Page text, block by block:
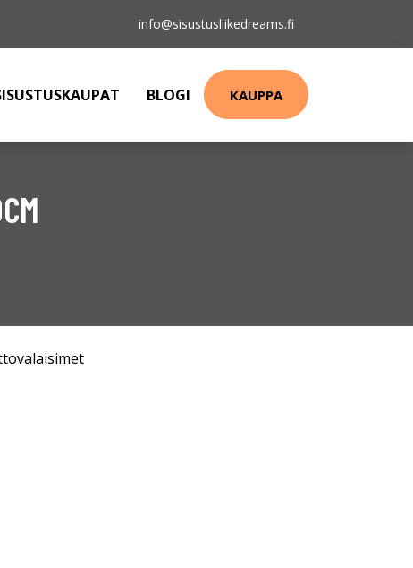
info@sisustusliikedreams.fi
BLOGI KAUPPA